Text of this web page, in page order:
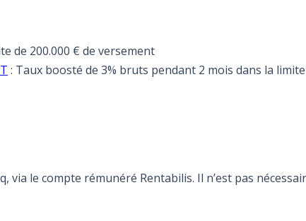
de 200.000 € de versement
: Taux boosté de 3% bruts pendant 2 mois dans la
le compte rémunéré Rentabilis. Il n’est pas